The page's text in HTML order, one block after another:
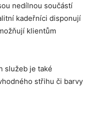
nedílnou součástí
kadeřníci disponují
klientům
služeb je také
střihu či barvy